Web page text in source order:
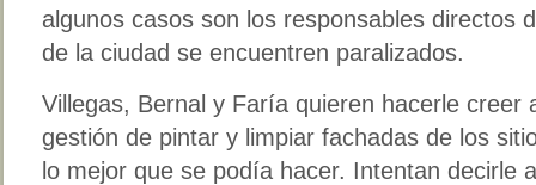
algunos casos son los responsables directos
de la ciudad se encuentren paralizados.
Villegas, Bernal y Faría quieren hacerle creer
gestión de pintar y limpiar fachadas de los
lo mejor que se podía hacer. Intentan decirle